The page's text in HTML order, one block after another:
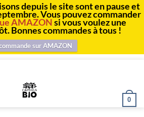
depuis le site sont en pause et
Vous pouvez commander
AMAZONsi vous voulez une
Bonnes commandes à tous !
sur AMAZON
0